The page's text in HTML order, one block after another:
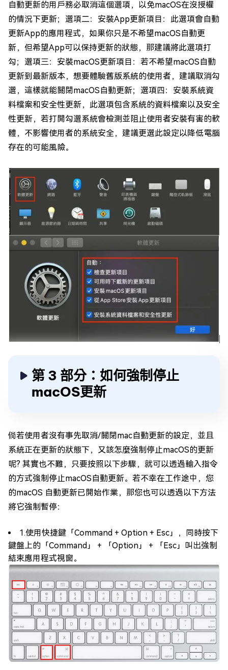
自動更新的用戶務必取消這個選項，以免macOS在沒授權
的情況下更新；選項二：安裝App更新項目：此選項會自動
更新App的應用程式，如果你只是不希望macOS自動更
新，但希望App可以保持更新的狀態，那建議將此選項打
勾；選項三：安裝macOS更新項目：若不希望macOS自動
更新到最新版本，想要體驗舊版系統的使用者，建議取消勾
選，這樣就能關閉macOS自動更新；選項四：安裝系統資
料檔案和安全性更新，此選項包含系統的資料檔案以及安全
性更新，若打開勾選系統會檢測並阻止使用者安裝有害的軟
體，不影響使用者的系統安全，建議更選此設定以降低電腦
存在的可能風險。
第 3 部分：如何強制停止
macOS更新
倘若使用者沒有事先取消/關閉mac自動更新的設定，並且
系統正在更新的狀態下，又該怎麼強制停止macOS的更新
呢? 其實也不難，只要按照以下步驟，就可以透過輸入指令
的方式強制停止macOS自動更新。若不幸在工作途中，您
的macOS 自動更新已開始作業，那您也可以透過以下方法
將它強制暫停：
1.使用快捷鍵「Command + Option + Esc」，同時按下
鍵盤上的「Command」 + 「Option」 + 「Esc」叫出強制
結束應用程式視窗。